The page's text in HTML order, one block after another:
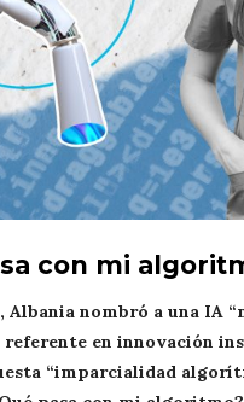
con mi
Albania nombró a una
referente en innovación
“imparcialidad